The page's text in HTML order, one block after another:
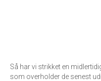
Så har vi strikket en
som overholder de senest